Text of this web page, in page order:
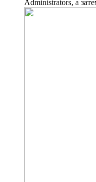
Administrators, а